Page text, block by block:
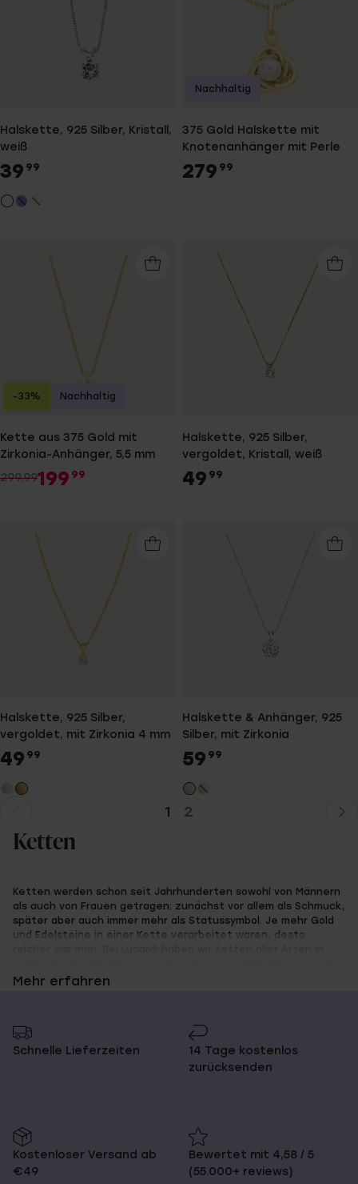
Halskette, 925 Silber, Kristall,
weiß
39 99
375 Gold Halskette mit
Knotenanhänger mit Perle
279 99
Nachhaltig
Kette aus 375 Gold mit
Zirkonia-Anhänger, 5,5 mm
299.99199 99
-33% Nachhaltig
Halskette, 925 Silber,
vergoldet, Kristall, weiß
49 99
Halskette, 925 Silber,
vergoldet, mit Zirkonia 4 mm
49 99
Halskette & Anhänger, 925
Silber, mit Zirkonia
59 99
Seite
1 2
zurKetten
Ketten werden schon seit Jahrhunderten sowohl von Männern
als auch von Frauen getragen: zunächst vor allem als Schmuck,
später aber auch immer mehr als Statussymbol. Je mehr Gold
und Edelsteine in einer Kette verarbeitet waren, desto
von Leder bis Edelstahl. Coole Ketten für Männer, modische
Lass deine Kette personalisieren
anfertigen lassen, zum Beispiel eine Namenskette. Bevor du
bestellst, kannst du angeben, welchen Namen du auf der
Kette haben möchtest, und wir sorgen dafür, dass sie
personalisiert und wohlbehalten bei dir ankommt. Eine weitere
Mehr erfahren
Schnelle Lieferzeiten
14 Tage kostenlos
zurücksenden
Kostenloser Versand ab
€49
Bewertet mit 4,58 / 5
(55.000+ reviews)